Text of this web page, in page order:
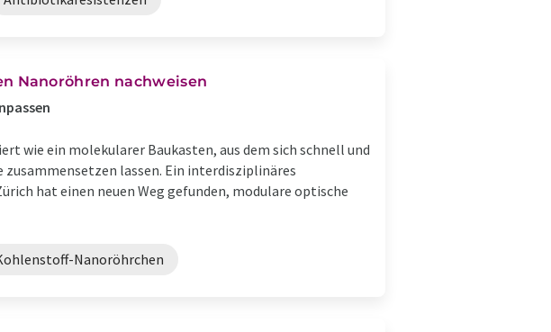
Nanoröhren nachweisen
wie ein molekularer Baukasten, aus dem sich schnell und
zusammensetzen lassen. Ein interdisziplinäres
hat einen neuen Weg gefunden, modulare optische
Nanoröhrchen